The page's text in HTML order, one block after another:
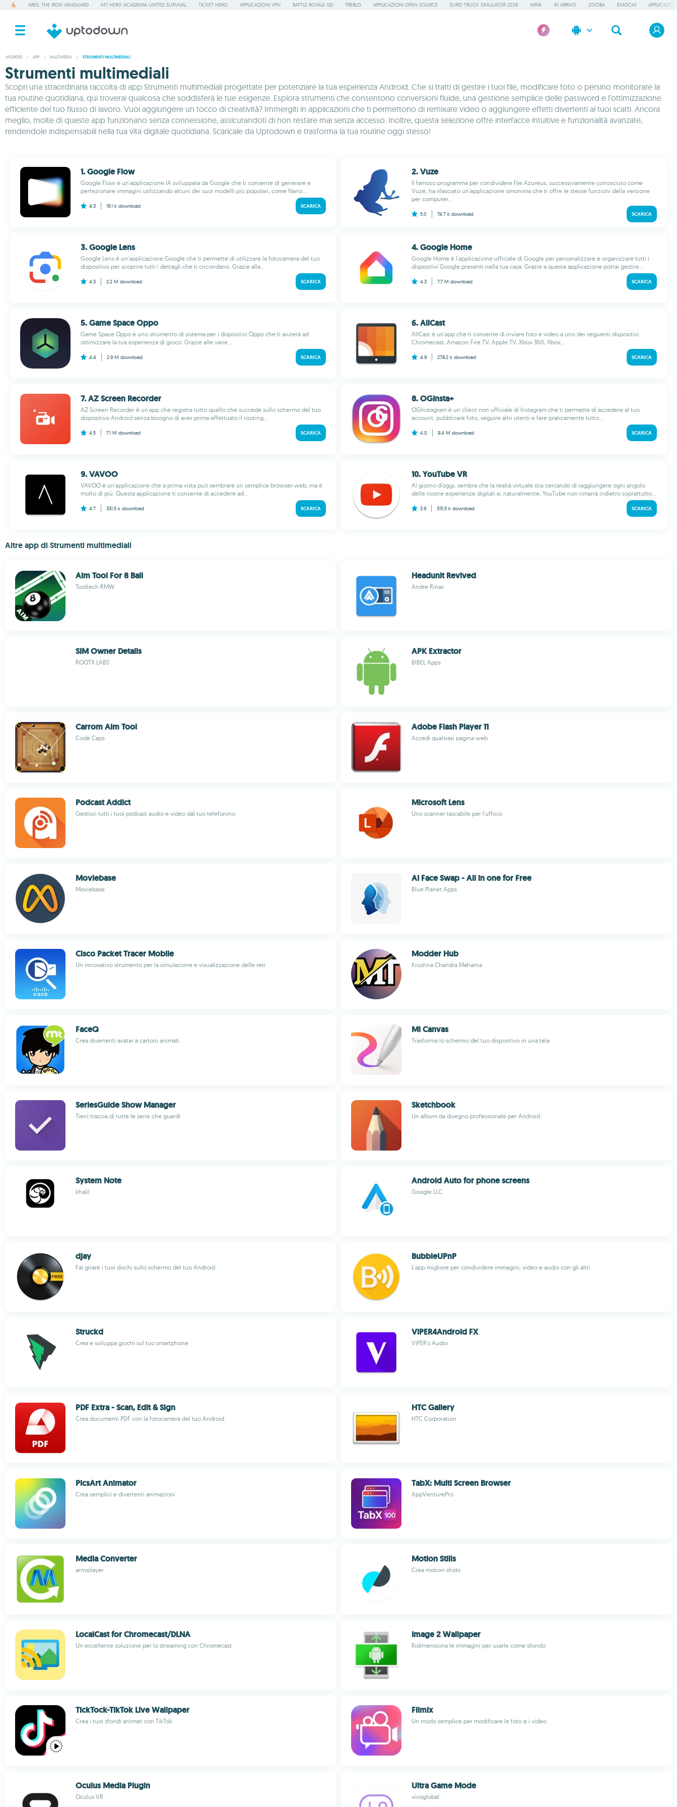
ARES: THE IRON VANGUARD MY HERO ACADEMIA UNITED SURVIVAL TICKET HERO APPLICAZIONI VPN BATTLE ROYALE GD TREBLO APPLICAZIONI OPEN SOURCE EURO TRUCK SIMULATOR 2026 WINK IN ARRIVO ZOOBA EMOCHI
ANDROID / APP / MULTIMEDIA / STRUMENTI MULTIMEDIALI
Strumenti multimediali
Scopri una straordinaria raccolta di app Strumenti multimediali progettate per potenziare la tua esperienza Android. Che si tratti di gestire i tuoi file, modificare foto o persino monitorare la
tua routine quotidiana, qui troverai qualcosa che soddisferà le tue esigenze. Esplora strumenti che consentono conversioni fluide, una gestione semplice delle password e l’ottimizzazione
efficiente del tuo flusso di lavoro. Vuoi aggiungere un tocco di creatività? Immergiti in applicazioni che ti permettono di remixare video o aggiungere effetti divertenti ai tuoi scatti. Ancora
meglio, molte di queste app funzionano senza connessione, assicurandoti di non restare mai senza accesso. Inoltre, questa selezione offre interfacce intuitive e funzionalità avanzate,
rendendole indispensabili nella tua vita digitale quotidiana. Scaricale da Uptodown e trasforma la tua routine oggi stesso!
1. Google Flow
Google Flow è un'applicazione IA sviluppata da Google che ti consente di generare e
perfezionare immagini utilizzando alcuni dei suoi modelli più popolari, come Nano...
4.3 19.1 k download SCARICA
2. Vuze
Il famoso programma per condividere file Azureus, successivamente conosciuto come
Vuze, ha rilasciato un'applicazione omonima che ti offre le stesse funzioni della versione
per computer...
5.0 74.7 k download SCARICA
3. Google Lens
Google Lens è un'applicazione Google che ti permette di utilizzare la fotocamera del tuo
dispositivo per scoprire tutti i dettagli che ti circondano. Grazie alla...
4.3 2.2 M download SCARICA
4. Google Home
Google Home è l'applicazione ufficiale di Google per personalizzare e organizzare tutti i
dispositivi Google presenti nella tua casa. Grazie a questa applicazione potrai gestire...
4.3 7.7 M download SCARICA
5. Game Space Oppo
Game Space Oppo è uno strumento di sistema per i dispositivi Oppo che ti aiuterà ad
ottimizzare la tua esperienza di gioco. Grazie alle varie...
4.4 2.9 M download SCARICA
6. AllCast
AllCast è un'app che ti consente di inviare foto e video a uno dei seguenti dispositivi:
Chromecast, Amazon Fire TV, Apple TV, Xbox 360, Xbox...
4.9 278.2 k download SCARICA
7. AZ Screen Recorder
AZ Screen Recorder è un'app che registra tutto quello che succede sullo schermo del tuo
dispositivo Android senza bisogno di aver prima effettuato il rooting...
4.5 7.1 M download SCARICA
8. OGInsta+
OGInstagram è un client non ufficiale di Instagram che ti permette di accedere al tuo
account, pubblicare foto, seguire altri utenti e fare praticamente tutto...
4.0 9.4 M download SCARICA
9. VAVOO
VAVOO è un'applicazione che a prima vista può sembrare un semplice browser web, ma è
molto di più. Questa applicazione ti consente di accedere ad...
4.7 331.5 k download SCARICA
10. YouTube VR
Al giorno d'oggi, sembra che la realtà virtuale stia cercando di raggiungere ogni angolo
delle nostre esperienze digitali e, naturalmente, YouTube non rimarrà indietro soprattutto...
3.9 315.5 k download SCARICA
Altre app di Strumenti multimediali
Aim Tool For 8 Ball
Tooltech RMW
Headunit Revived
Andre Rinas
SIM Owner Details
ROOTX LABS
APK Extractor
BIBEL Apps
Carrom Aim Tool
Code Caps
Adobe Flash Player 11
Accedi qualsiasi pagina web
Podcast Addict
Gestisci tutti i tuoi podcast audio e video dal tuo telefonino
Microsoft Lens
Uno scanner tascabile per l'ufficio
Moviebase
Moviebase
AI Face Swap - All in one for Free
Blue Planet Apps
Cisco Packet Tracer Mobile
Un innovativo strumento per la simulazione e visualizzazione delle reti
Modder Hub
Krushna Chandra Maharna
FaceQ
Crea divertenti avatar a cartoni animati
Mi Canvas
Trasforma lo schermo del tuo dispositivo in una tela
SeriesGuide Show Manager
Tieni traccia di tutte le serie che guardi
Sketchbook
Un album da disegno professionale per Android
System Note
khalil
Android Auto for phone screens
Google LLC
djay
Fai girare i tuoi dischi sullo schermo del tuo Android
BubbleUPnP
L'app migliore per condividere immagini, video e audio con gli altri
Struckd
Crea e sviluppa giochi sul tuo smartphone
ViPER4Android FX
VIPER's Audio
PDF Extra - Scan, Edit & Sign
Crea documenti PDF con la fotocamera del tuo Android
HTC Gallery
HTC Corporation
PicsArt Animator
Crea semplici e divertenti animazioni
TabX: Multi Screen Browser
AppVenturePro
Media Converter
antvplayer
Motion Stills
Crea motion shots
LocalCast for Chromecast/DLNA
Un eccellente soluzione per lo streaming con Chromecast
Image 2 Wallpaper
Ridimensiona le immagini per usarle come sfondo
TickTock-TikTok Live Wallpaper
Crea i tuoi sfondi animati con TikTok
Filmix
Un modo semplice per modificare le foto e i video
Oculus Media Plugin
Oculus VR
Ultra Game Mode
vivoglobal